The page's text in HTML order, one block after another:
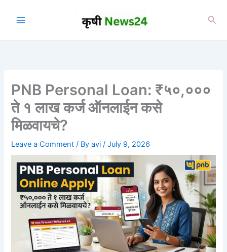
PNB Personal Loan: ₹५०,०००
ते १ लाख कर्ज ऑनलाईन कसे
मिळवायचे?
Leave a Comment / Byavi/July 9, 2026